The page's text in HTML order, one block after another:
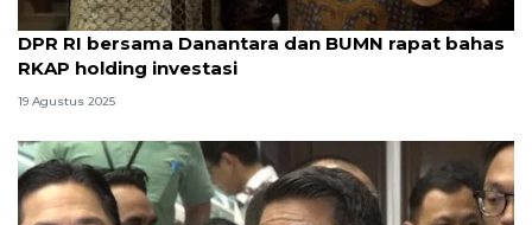
DPR RI bersama Danantara dan BUMN rapat bahas
RKAP holding investasi
19 Agustus 2025